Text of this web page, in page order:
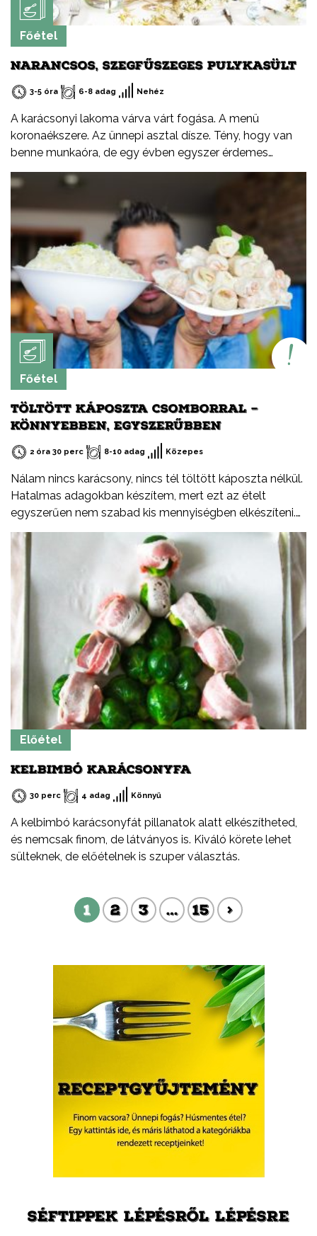
Főétel
NARANCSOS, SZEGFŰSZEGES PULYKASÜLT
3-5 óra 6-8 adag Nehéz
A karácsonyi lakoma várva várt fogása. A menü
koronaékszere. Az ünnepi asztal dísze. Tény, hogy van
benne munkaóra, de egy évben egyszer érdemes
elkészíteni. Megéri a fáradtságot…. (Figyelem: egy 18 kg-
os pulykát készítettem el, ezt a receptet viszont bébi
pulykára (3-5 kg) írtam! Kellemes Készülődést
Főétel
TÖLTÖTT KÁPOSZTA CSOMBORRAL –
KÖNNYEBBEN, EGYSZERŰBBEN
2 óra 30 perc 8-10 adag Közepes
Nálam nincs karácsony, nincs tél töltött káposzta nélkül.
Hatalmas adagokban készítem, mert ezt az ételt
egyszerűen nem szabad kis mennyiségben elkészíteni.
Mutatom, nálam hogyan készül.
Előétel
KELBIMBÓ KARÁCSONYFA
30 perc 4 adag Könnyű
A kelbimbó karácsonyfát pillanatok alatt elkészítheted,
és nemcsak finom, de látványos is. Kiváló körete lehet
sülteknek, de előételnek is szuper választás.
1 2 3 … 15 >
SÉFTIPPEK LÉPÉSRŐL LÉPÉSRE